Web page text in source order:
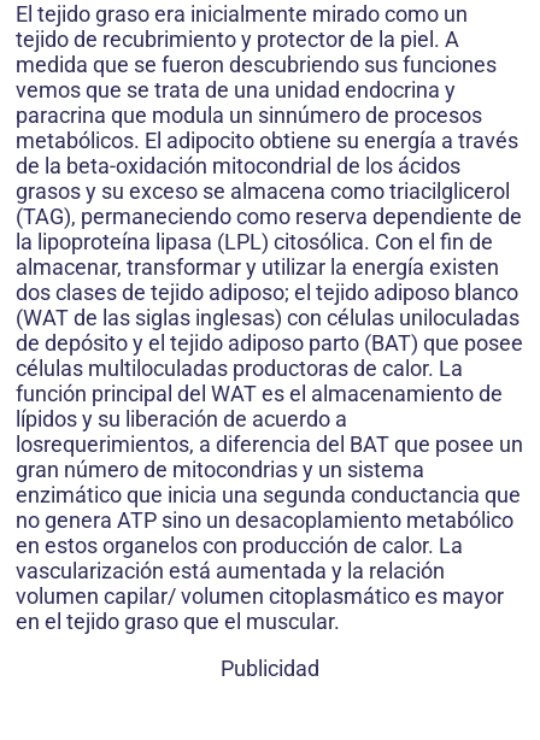
El tejido graso era inicialmente mirado como un
tejido de recubrimiento y protector de la piel. A
medida que se fueron descubriendo sus funciones
vemos que se trata de una unidad endocrina y
paracrina que modula un sinnúmero de procesos
metabólicos. El adipocito obtiene su energía a través
de la beta-oxidación mitocondrial de los ácidos
grasos y su exceso se almacena como triacilglicerol
(TAG), permaneciendo como reserva dependiente de
la lipoproteína lipasa (LPL) citosólica. Con el fin de
almacenar, transformar y utilizar la energía existen
dos clases de tejido adiposo; el tejido adiposo blanco
(WAT de las siglas inglesas) con células uniloculadas
de depósito y el tejido adiposo parto (BAT) que posee
células multiloculadas productoras de calor. La
función principal del WAT es el almacenamiento de
lípidos y su liberación de acuerdo a
losrequerimientos, a diferencia del BAT que posee un
gran número de mitocondrias y un sistema
enzimático que inicia una segunda conductancia que
no genera ATP sino un desacoplamiento metabólico
en estos organelos con producción de calor. La
vascularización está aumentada y la relación
volumen capilar/ volumen citoplasmático es mayor
en el tejido graso que el muscular.
Publicidad